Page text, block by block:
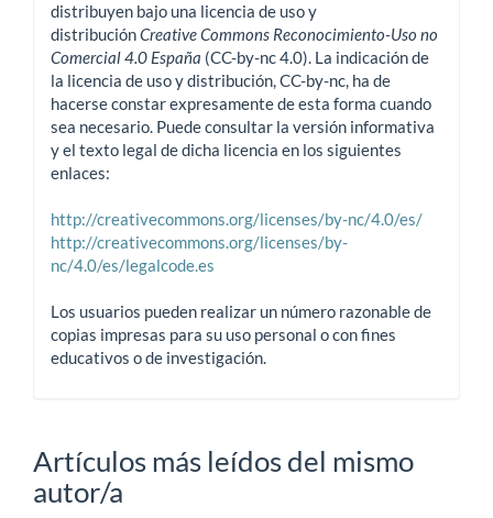
distribuyen bajo una licencia de uso y
distribuciónCreative Commons Reconocimiento-Uso no
Comercial 4.0 España (CC-by-nc 4.0). La indicación de
la licencia de uso y distribución, CC-by-nc, ha de
hacerse constar expresamente de esta forma cuando
sea necesario. Puede consultar la versión informativa
y el texto legal de dicha licencia en los siguientes
enlaces:
http://creativecommons.org/licenses/by-nc/4.0/es/
http://creativecommons.org/licenses/by-
nc/4.0/es/legalcode.es
Los usuarios pueden realizar un número razonable de
copias impresas para su uso personal o con fines
educativos o de investigación.
Artículos más leídos del mismo
autor/a